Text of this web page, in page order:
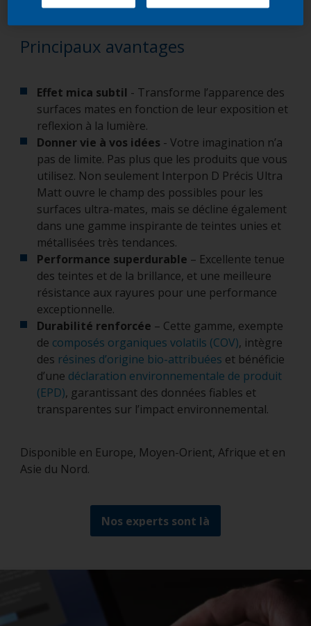
Principaux avantages
Effet mica subtil - Transforme l’apparence des
surfaces mates en fonction de leur exposition et
reflexion à la lumière.
Donner vie à vos idées - Votre imagination n’a
pas de limite. Pas plus que les produits que vous
utilisez. Non seulement Interpon D Précis Ultra
Matt ouvre le champ des possibles pour les
surfaces ultra-mates, mais se décline également
dans une gamme inspirante de teintes unies et
métallisées très tendances.
Performance superdurable – Excellente tenue
des teintes et de la brillance, et une meilleure
résistance aux rayures pour une performance
exceptionnelle.
Durabilité renforcée – Cette gamme, exempte
de composés organiques volatils (COV), intègre
des résines d’origine bio-attribuées et bénéficie
d’une déclaration environnementale de produit
(EPD), garantissant des données fiables et
transparentes sur l’impact environnemental.
Disponible en Europe, Moyen-Orient, Afrique et en
Asie du Nord.
Nos experts sont là